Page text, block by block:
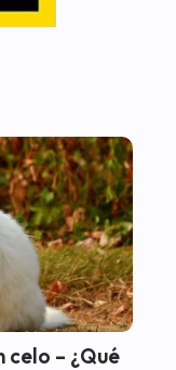
– ¿Qué